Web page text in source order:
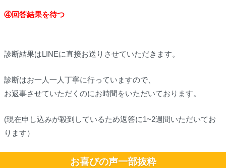
④回答結果を待つ
診断結果はLINEに直接お送りさせていただきます。
診断はお一人一人丁寧に行っていますので、
お返事させていただくのにお時間をいただいております。
(現在申し込みが殺到しているため返答に1~2週間いただいてお
ります）
お喜びの声一部抜粋